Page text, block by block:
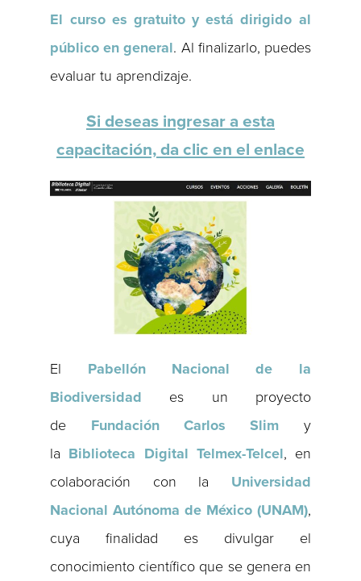
El curso es gratuito y está dirigido al
público en general. Al finalizarlo, puedes
evaluar tu aprendizaje.
Si deseas ingresar a esta
capacitación, da clic en el enlace
El Pabellón Nacional de la
Biodiversidad es un proyecto
de Fundación Carlos Slim y
la Biblioteca Digital Telmex-Telcel, en
colaboración con la Universidad
Nacional Autónoma de México (UNAM),
cuya finalidad es divulgar el
conocimiento científico que se genera en